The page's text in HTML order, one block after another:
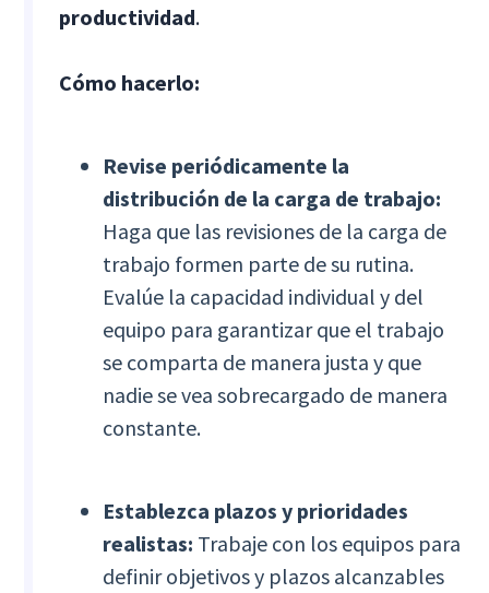
productividad.
Cómo hacerlo:
Revise periódicamente la
distribución de la carga de trabajo:
Haga que las revisiones de la carga de
trabajo formen parte de su rutina.
Evalúe la capacidad individual y del
equipo para garantizar que el trabajo
se comparta de manera justa y que
nadie se vea sobrecargado de manera
constante.
Establezca plazos y prioridades
realistas: Trabaje con los equipos para
definir objetivos y plazos alcanzables